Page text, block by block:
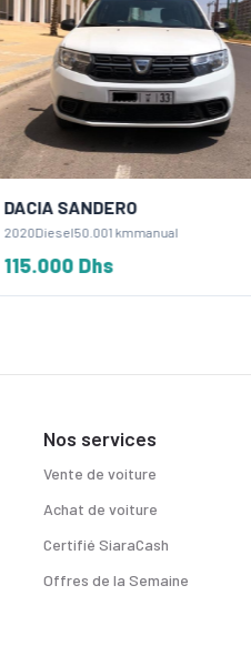
50.001 kmmanual
Dhs
Nos services
Vente de voiture
Achat de voiture
Certifié SiaraCash
Offres de la Semaine